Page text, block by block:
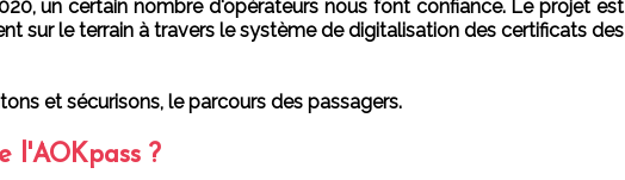
un certain nombre d'opérateurs nous font confiance. Le projet est
sur le terrain à travers le système de digitalisation des certificats des
et sécurisons, le parcours des passagers.
l'AOKpass ?